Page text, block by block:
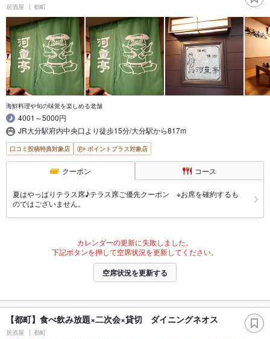
居酒屋 都町
海鮮料理や旬の味覚を楽しめる老舗
4001～5000円
JR大分駅府内中央口より徒歩15分/大分駅から817m
口コミ投稿特典対象店 ポイントプラス対象店
クーポン コース
夏はやっぱりテラス席♪テラス席ご優先クーポン ※お席を確約するも
のではございません。
カレンダーの更新に失敗しました。
下記ボタンを押して空席状況を更新してください。
空席状況を更新する
【都町】食べ飲み放題×二次会×貸切 ダイニングネオス
居酒屋 都町